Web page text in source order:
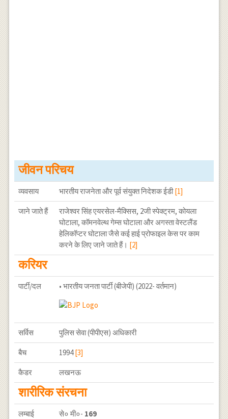
जीवन परिचय
व्यवसाय भारतीय राजनेता और पूर्व संयुक्त निदेशक ईडी[1]
जाने जाते हैं
राजेश्वर सिंह एयरसेल-मैक्सिस, 2जी स्पेक्ट्रम, कोयला
घोटाला, कॉमनवेल्थ गेम्स घोटाला और अगस्ता वेस्टलैंड
हेलिकॉप्टर घोटाला जैसे कई हाई प्रोफाइल केस पर काम
करने के लिए जाने जाते हैं। [2]
करियर
पार्टी/दल • भारतीय जनता पार्टी (बीजेपी) (2022- वर्तमान)
सर्विस पुलिस सेवा (पीपीएस) अधिकारी
बैच 1994[3]
कैडर लखनऊ
शारीरिक संरचना
लम्बाई
से० मी०- 169